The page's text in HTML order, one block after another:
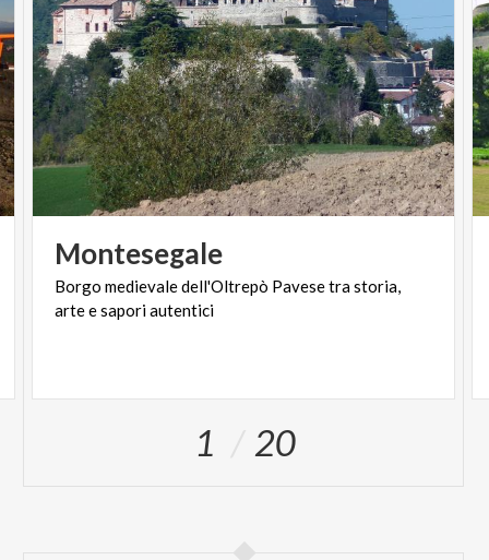
Montesegale
Borgo medievaledell'Oltrepò Pavesetrastoria,
arteesaporiautentici
1 20